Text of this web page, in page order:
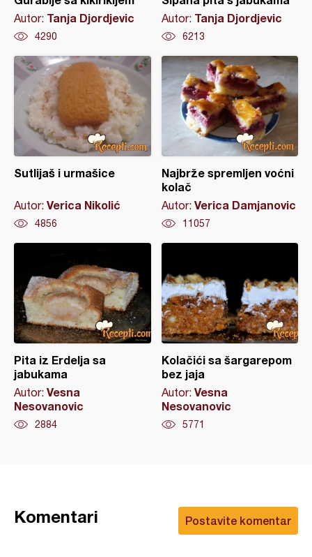
Autor: Tanja Djordjevic
4290
Autor: Tanja Djordjevic
6213
Sutlijaš i urmašice
Autor: Verica Nikolić
4856
Najbrže spremljen voćni
kolač
Autor: Verica Damjanovic
11057
Pita iz Erdelja sa
jabukama
Autor: Vesna
Nesovanovic
2884
Kolačići sa šargarepom
bez jaja
Autor: Vesna
Nesovanovic
5771
Postavite komentar
Komentari